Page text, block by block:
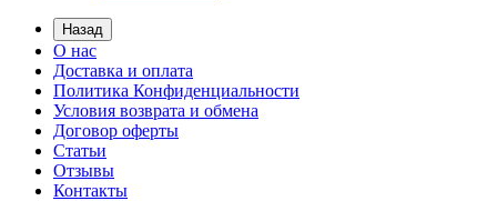
Назад
О нас
Доставка и оплата
Политика Конфиденциальности
Условия возврата и обмена
Договор оферты
Статьи
Отзывы
Контакты